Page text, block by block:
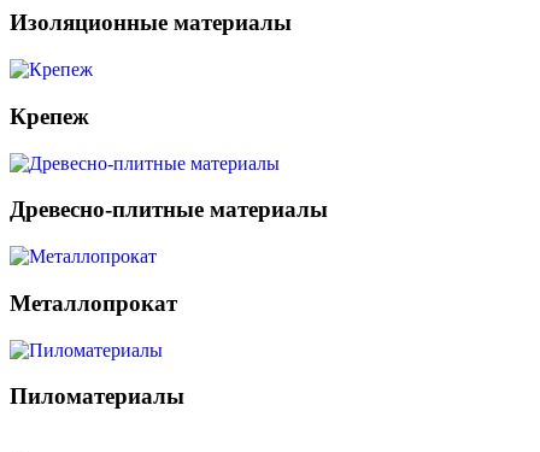
Изоляционные материалы
Крепеж
Древесно-плитные материалы
Металлопрокат
Пиломатериалы